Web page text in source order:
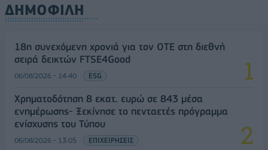
ΔΗΜΟΦΙΛΗ
18η συνεχόμενη χρονιά για τον ΟΤΕ στη διεθνή
σειρά δεικτών FTSE4Good
06/08/2026 - 14:40 ESG
Χρηματοδότηση 8 εκατ. ευρώ σε 843 μέσα
ενημέρωσης- Ξεκίνησε το πενταετές πρόγραμμα
ενίσχυσης του Τύπου
06/08/2026 - 13:05 ΕΠΙΧΕΙΡΗΣΕΙΣ